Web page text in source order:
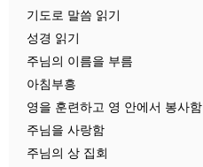
기도로 말씀 읽기
성경 읽기
주님의 이름을 부름
아침부흥
영을 훈련하고 영 안에서 봉사함
주님을 사랑함
주님의 상 집회